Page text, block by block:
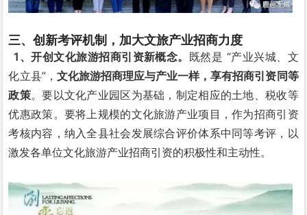
三、创新考评机制，加大文旅产业招商力度
1、开创文化旅游招商引资新概念。 既然是 “产业兴城、文
化立县”， 文化旅游招商理应与产业一样，享有招商引资同等
政策。要以文化产业园区为基础，制定相应的土地、税收等
优惠政策。要将上规模的文化旅游产业项目，作为招商引资
考核内容，纳入全县社会发展综合评价体系中同等考评，以
激发各单位文化旅游产业招商引资的积极性和主动性。